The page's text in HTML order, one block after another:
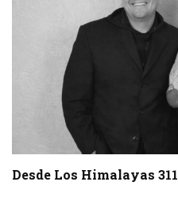
Desde Los Himalayas 311